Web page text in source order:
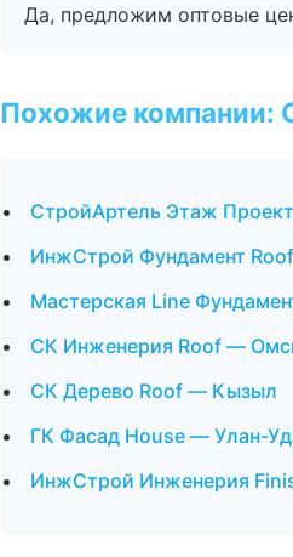
Да, предложим оптовые
Похожие компании:
СтройАртель Этаж
ИнжСтрой Фундамент
Мастерская Line
СК Инженерия Roof —
СК Дерево Roof — Кызыл
ГК Фасад House — Улан-
ИнжСтрой Инженерия